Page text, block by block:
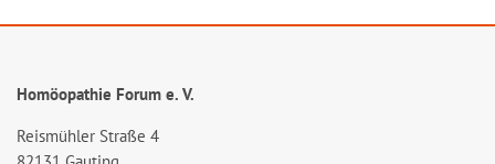
Homöopathie Forum e. V.
Reismühler Straße 4